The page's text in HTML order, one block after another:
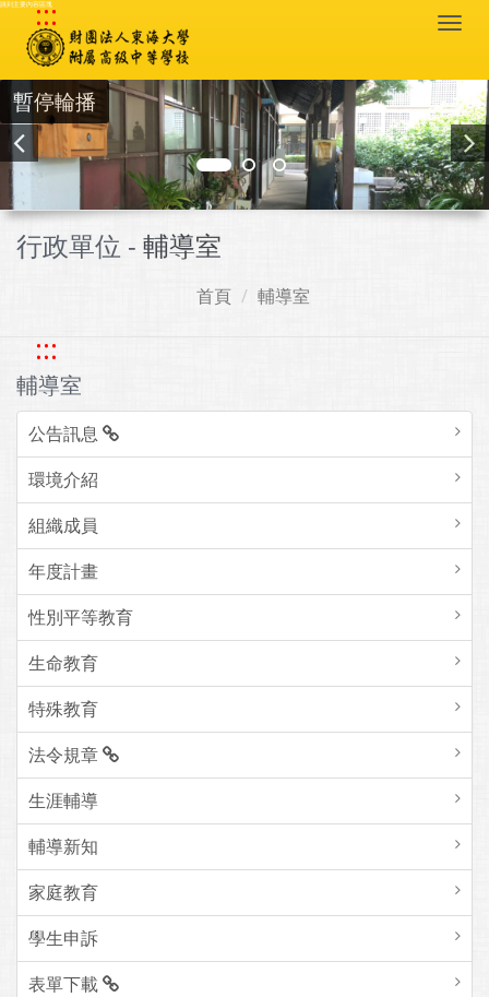
跳到主要內容區塊
:::
暫停輪播
行政單位 - 輔導室
首頁 輔導室
:::
輔導室
公告訊息
環境介紹
組織成員
年度計畫
性別平等教育
生命教育
特殊教育
法令規章
生涯輔導
輔導新知
家庭教育
學生申訴
表單下載